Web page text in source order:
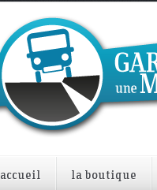
accueil la boutique